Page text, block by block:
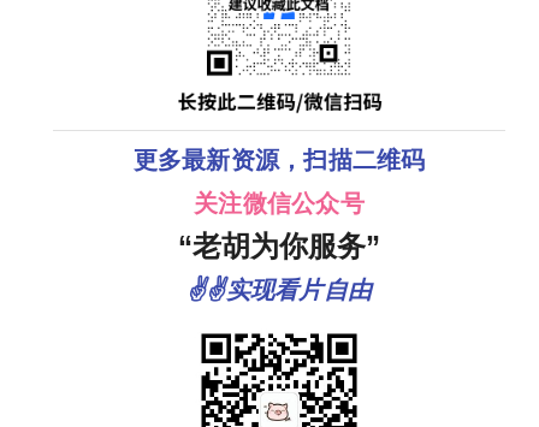
更多最新资源，扫描二维码
关注微信公众号
“老胡为你服务”
✌✌实现看片自由